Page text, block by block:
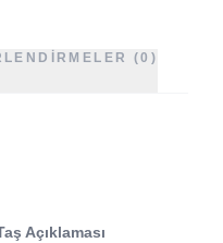
(0)
Açıklaması